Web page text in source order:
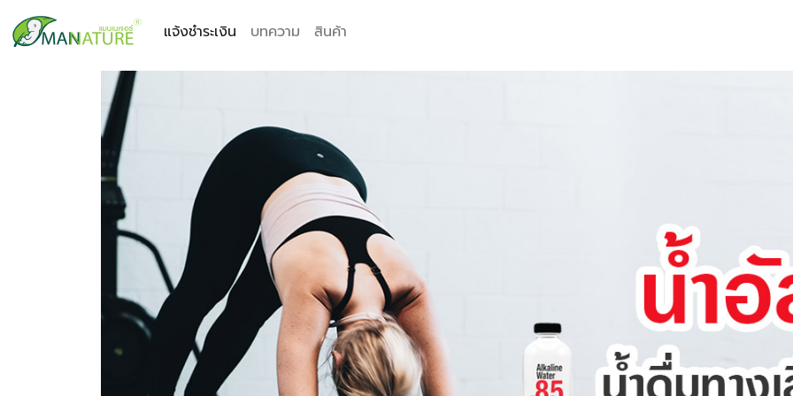
แจ้งชำระเงิน บทความ สินค้า